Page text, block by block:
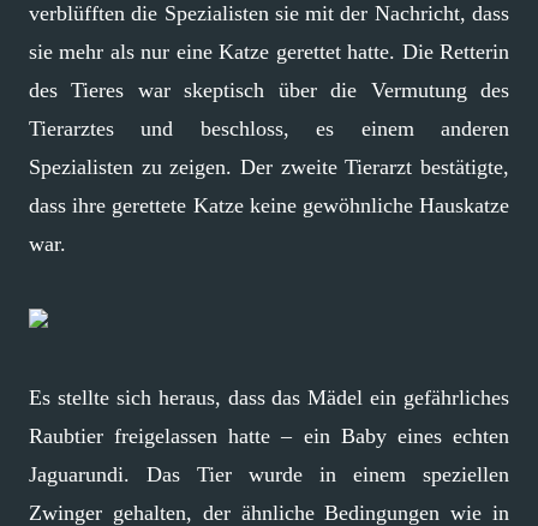
verblüfften die Spezialisten sie mit der Nachricht, dass
sie mehr als nur eine Katze gerettet hatte. Die Retterin
des Tieres war skeptisch über die Vermutung des
Tierarztes und beschloss, es einem anderen
Spezialisten zu zeigen. Der zweite Tierarzt bestätigte,
dass ihre gerettete Katze keine gewöhnliche Hauskatze
war.
Es stellte sich heraus, dass das Mädel ein gefährliches
Raubtier freigelassen hatte – ein Baby eines echten
Jaguarundi. Das Tier wurde in einem speziellen
Zwinger gehalten, der ähnliche Bedingungen wie in